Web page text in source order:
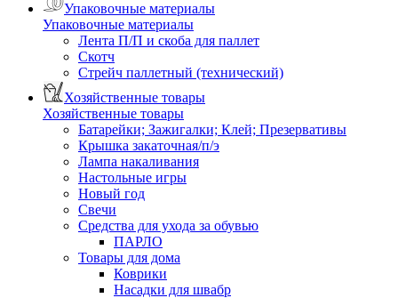
Упаковочные материалы
Упаковочные материалы
Лента П/П и скоба для паллет
Скотч
Стрейч паллетный (технический)
Хозяйственные товары
Хозяйственные товары
Батарейки; Зажигалки; Клей; Презервативы
Крышка закаточная/п/э
Лампа накаливания
Настольные игры
Новый год
Свечи
Средства для ухода за обувью
ПАРЛО
Товары для дома
Коврики
Насадки для швабр